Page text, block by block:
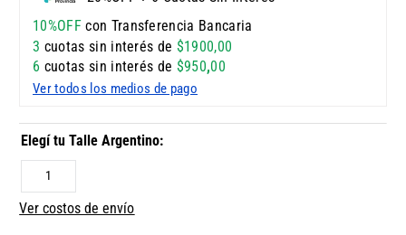
10%OFFcon Transferencia Bancaria
3 cuotas sin interés de $1900,00
6 cuotas sin interés de $950,00
Ver todos los medios de pago
1
Ver costos de envío